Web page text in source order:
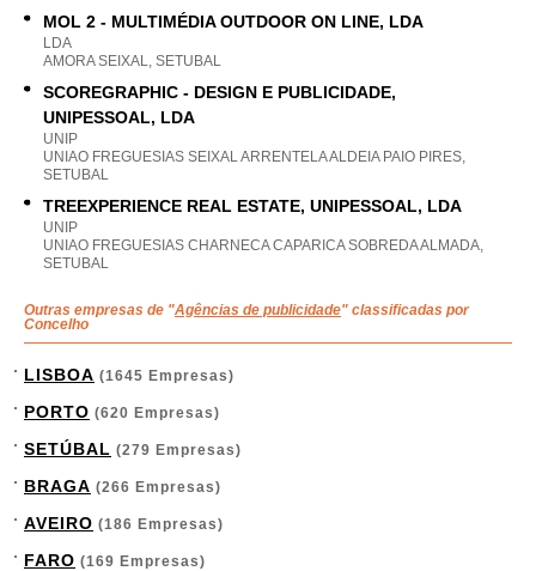
MOL 2 - MULTIMÉDIA OUTDOOR ON LINE, LDA
LDA
AMORA SEIXAL, SETUBAL
SCOREGRAPHIC - DESIGN E PUBLICIDADE,
UNIPESSOAL, LDA
UNIP
UNIAO FREGUESIAS SEIXAL ARRENTELA ALDEIA PAIO PIRES,
SETUBAL
TREEXPERIENCE REAL ESTATE, UNIPESSOAL, LDA
UNIP
UNIAO FREGUESIAS CHARNECA CAPARICA SOBREDA ALMADA,
SETUBAL
Outras empresas de "Agências de publicidade" classificadas por
Concelho
LISBOA (1645 Empresas)
PORTO (620 Empresas)
SETÚBAL (279 Empresas)
BRAGA (266 Empresas)
AVEIRO (186 Empresas)
FARO (169 Empresas)